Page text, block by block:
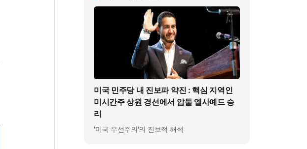
미국 민주당 내 진보파 약진 : 핵심 지역인
미시간주 상원 경선에서 압둘 엘사예드 승
리
'미국 우선주의'의 진보적 해석